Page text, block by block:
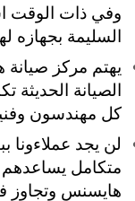
وفي ذات الوقت
السليمة بجهازه
يهتم مركز صيانة
الصيانة الحديثة
كل مهندسون
لن يجد عملاءونا
متكامل
هايسنس وتجاوز